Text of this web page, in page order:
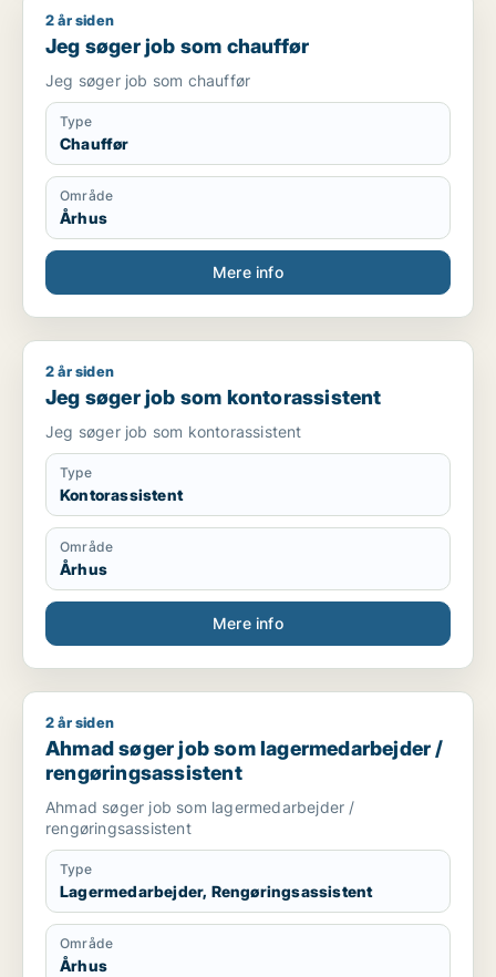
Jeg søger job som chauffør
2 år siden
Jeg søger job som chauffør
Jeg søger job som chauffør
Type
Chauffør
Område
Århus
Mere info
Jeg søger job som kontorassistent
2 år siden
Jeg søger job som kontorassistent
Jeg søger job som kontorassistent
Type
Kontorassistent
Område
Århus
Mere info
Ahmad søger job som lagermedarbejder /
2 år siden
Ahmad søger job som lagermedarbejder /
rengøringsassistent
Ahmad søger job som lagermedarbejder /
rengøringsassistent
Type
Lagermedarbejder, Rengøringsassistent
Område
Århus